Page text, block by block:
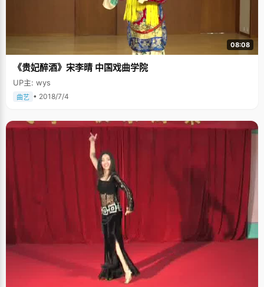
08:08
《贵妃醉酒》宋李晴 中国戏曲学院
UP主: wys
曲艺 • 2018/7/4